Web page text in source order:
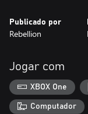
dispositivos
usarem.
Anti-heróis deploráveis!
A competência não
operação maligna. À
trabalho, é possível
promover seus
Publicado por
Rebellion
Jogar com
XBOX One
Computador